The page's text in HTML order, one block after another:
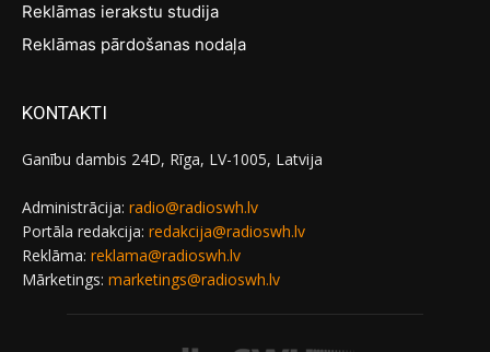
Reklāmas ierakstu studija
Reklāmas pārdošanas nodaļa
KONTAKTI
Ganību dambis 24D, Rīga, LV-1005, Latvija
Administrācija: radio@radioswh.lv
Portāla redakcija: redakcija@radioswh.lv
Reklāma: reklama@radioswh.lv
Mārketings: marketings@radioswh.lv